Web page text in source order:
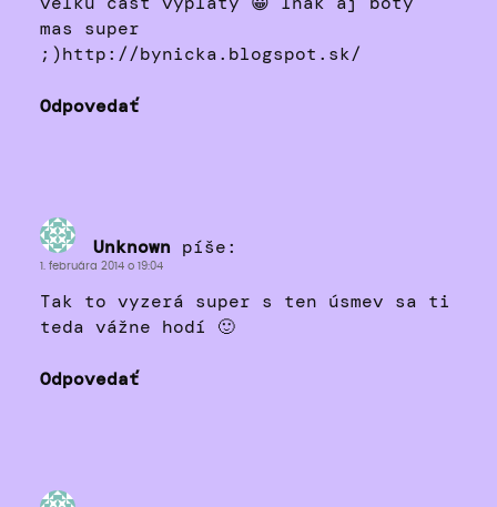
mas super
;)http://bynicka.blogspot.sk/
Odpovedať
Unknown píše:
1. februára 2014 o 19:04
Tak to vyzerá super s ten úsmev sa ti
teda vážne hodí 🙂
Odpovedať